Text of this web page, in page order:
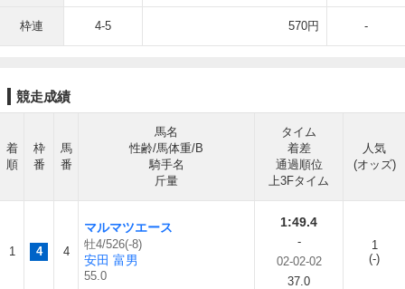
枠連 4-5 570円 -
競走成績
着
順
枠
番
馬
番
馬名
性齢/馬体重/B
騎手名
斤量
タイム
着差
通過順位
上3Fタイム
人気
(オッズ)
1 4 4
マルマツエース
牡4/526(-8)
安田 富男
55.0
1:49.4
-
02-02-02
37.0
1
(-)